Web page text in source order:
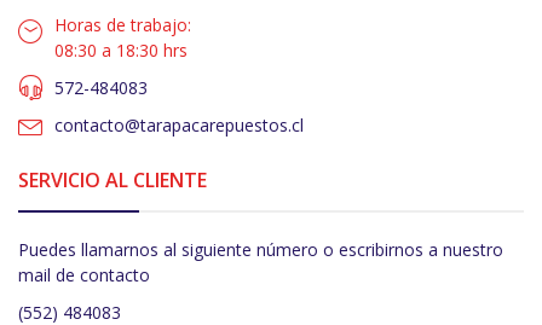
Horas de trabajo:
08:30 a 18:30 hrs
572-484083
contacto@tarapacarepuestos.cl
SERVICIO AL CLIENTE
Puedes llamarnos al siguiente número o escribirnos a nuestro
mail de contacto
(552) 484083